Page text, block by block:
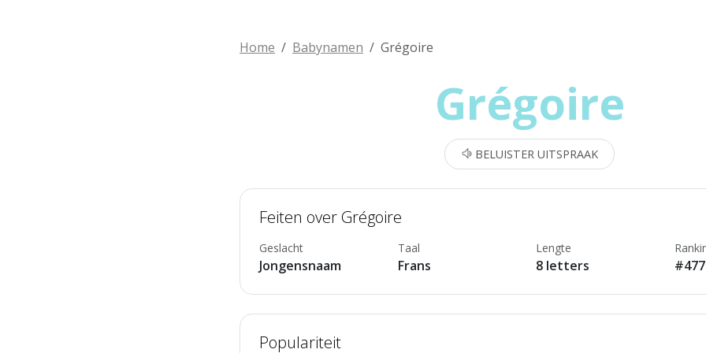
Home Babynamen Grégoire
Grégoire
BELUISTER UITSPRAAK
Feiten over Grégoire
Geslacht
Jongensnaam
Taal
Frans
Lengte
8 letters
Populariteit